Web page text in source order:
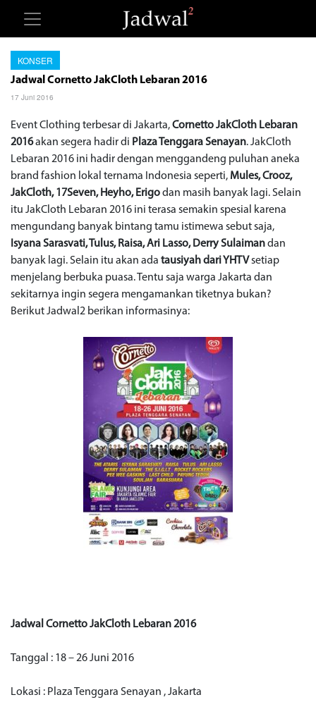
KONSER
Jadwal Cornetto JakCloth Lebaran 2016
17 Juni 2016
Event Clothing terbesar di Jakarta,Cornetto JakCloth Lebaran
2016akan segera hadir di Plaza Tenggara Senayan. JakCloth
Lebaran 2016 ini hadir dengan menggandeng puluhan aneka
brand fashion lokal ternama Indonesia seperti, Mules, Crooz,
JakCloth, 17Seven, Heyho, Erigodan masih banyak lagi. Selain
itu JakCloth Lebaran 2016 ini terasa semakin spesial karena
mengundang banyak bintang tamu istimewa sebut saja,
Isyana Sarasvati, Tulus, Raisa, Ari Lasso, Derry Sulaimandan
banyak lagi. Selain itu akan ada tausiyah dari YHTVsetiap
menjelang berbuka puasa. Tentu saja warga Jakarta dan
sekitarnya ingin segera mengamankan tiketnya bukan?
Berikut Jadwal2 berikan informasinya:
Jadwal Cornetto JakCloth Lebaran 2016
Tanggal : 18 – 26 Juni 2016
Lokasi : Plaza Tenggara Senayan , Jakarta